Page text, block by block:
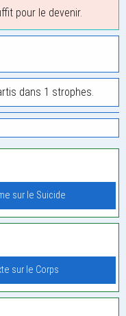
pour le devenir.
dans 1 strophes.
sur le Suicide
sur le Corps